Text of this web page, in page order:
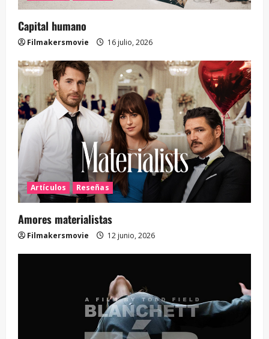
Capital humano
Filmakersmovie 16 julio, 2026
Artículos Reseñas
Amores materialistas
Filmakersmovie 12 junio, 2026